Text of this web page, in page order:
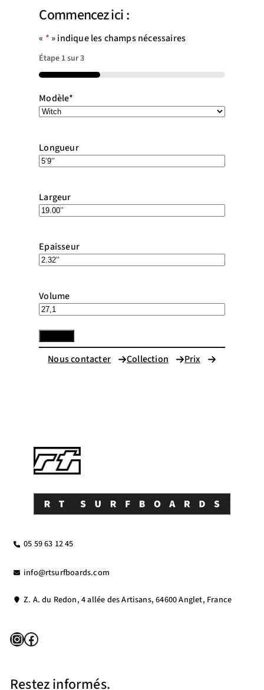
Commencez ici :
« * » indique les champs nécessaires
Étape 1sur3
33%
Modèle*
Longueur
Largeur
Epaisseur
Volume
Nous contacter Collection Prix
05 59 63 12 45
info@rtsurfboards.com
Z. A. du Redon, 4 allée des Artisans, 64600 Anglet, France
InstagramFacebook
Restez informés.